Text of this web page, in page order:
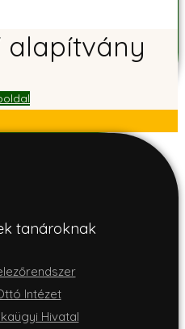
alapítvány
tanároknak
Intézet
Hivatal